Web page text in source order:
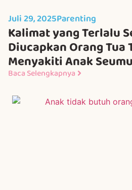
Juli 29, 2025Parenting
Kalimat yang Terlalu
Diucapkan Orang Tua
Menyakiti Anak
Baca Selengkapnya